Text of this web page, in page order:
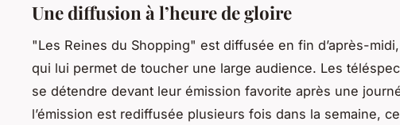
Une diffusion à l’heure de gloire
"Les Reines du Shopping" est diffusée en fin d’après-
qui lui permet de toucher une large audience. Les
se détendre devant leur émission favorite après une
l’émission est rediffusée plusieurs fois dans la semaine,